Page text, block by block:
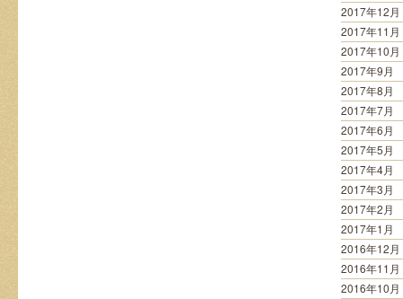
2017年12月
2017年11月
2017年10月
2017年9月
2017年8月
2017年7月
2017年6月
2017年5月
2017年4月
2017年3月
2017年2月
2017年1月
2016年12月
2016年11月
2016年10月